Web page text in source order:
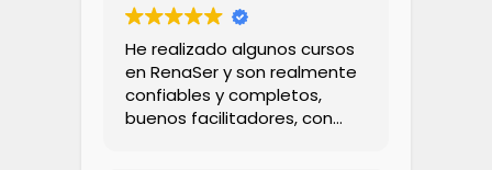
He realizado algunos cursos
en RenaSer y son realmente
confiables y completos,
buenos facilitadores, con